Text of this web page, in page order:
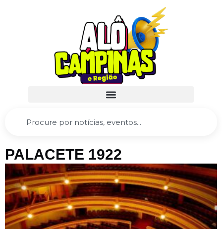
PALACETE 1922